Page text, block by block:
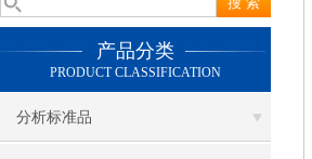
产品分类
PRODUCT CLASSIFICATION
分析标准品